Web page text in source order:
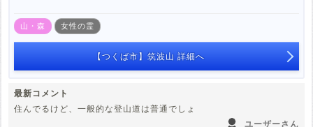
山・森 女性の霊
【つくば市】筑波山 詳細へ
最新コメント
住んでるけど、一般的な登山道は普通でしょ
ユーザーさん